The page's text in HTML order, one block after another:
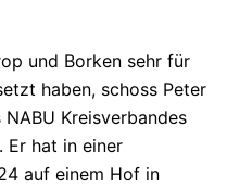
und Borken sehr für
haben, schoss Peter
Kreisverbandes
Er hat in einer
auf einem Hof in